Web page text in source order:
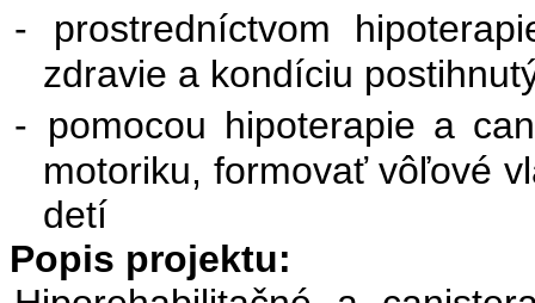
-
prostredníctvom
zdravie a kondíciu
- pomocou hipoterapie a
motoriku, formovať vôľové
detí
Popis projektu: